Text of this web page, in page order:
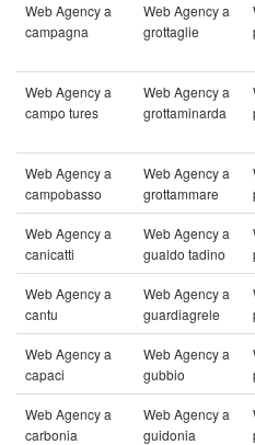
Web Agency a
campagna
Web Agency a
grottaglie
Web Agency a
campo tures
Web Agency a
grottaminarda
Web Agency a
campobasso
Web Agency a
grottammare
Web Agency a
canicatti
Web Agency a
gualdo tadino
Web Agency a
cantu
Web Agency a
guardiagrele
Web Agency a
capaci
Web Agency a
gubbio
Web Agency a
carbonia
Web Agency a
guidonia